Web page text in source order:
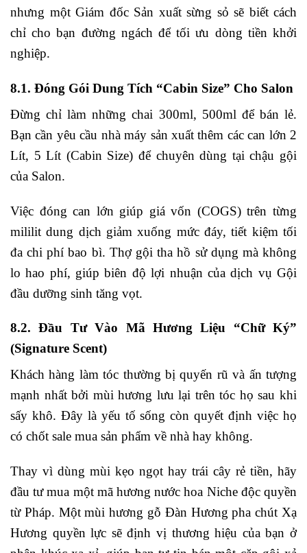
nhưng một Giám đốc Sản xuất sừng sỏ sẽ biết cách
chỉ cho bạn đường ngách để tối ưu dòng tiền khởi
nghiệp.
8.1. Đóng Gói Dung Tích “Cabin Size” Cho Salon
Đừng chỉ làm những chai 300ml, 500ml để bán lẻ.
Bạn cần yêu cầu nhà máy sản xuất thêm các can lớn 2
Lít, 5 Lít (Cabin Size) để chuyên dùng tại chậu gội
của Salon.
Việc đóng can lớn giúp giá vốn (COGS) trên từng
mililit dung dịch giảm xuống mức đáy, tiết kiệm tối
đa chi phí bao bì. Thợ gội tha hồ sử dụng mà không
lo hao phí, giúp biên độ lợi nhuận của dịch vụ Gội
đầu dưỡng sinh tăng vọt.
8.2. Đầu Tư Vào Mã Hương Liệu “Chữ Ký”
(Signature Scent)
Khách hàng làm tóc thường bị quyến rũ và ấn tượng
mạnh nhất bởi mùi hương lưu lại trên tóc họ sau khi
sấy khô. Đây là yếu tố sống còn quyết định việc họ
có chốt sale mua sản phẩm về nhà hay không.
Thay vì dùng mùi kẹo ngọt hay trái cây rẻ tiền, hãy
đầu tư mua một mã hương nước hoa Niche độc quyền
từ Pháp. Một mùi hương gỗ Đàn Hương pha chút Xạ
Hương quyền lực sẽ định vị thương hiệu của bạn ở